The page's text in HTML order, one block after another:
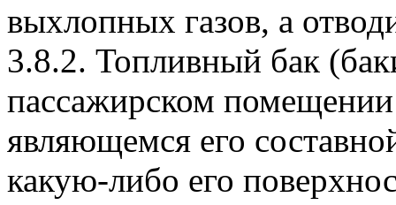
выхлопных газов, а
3.8.2. Топливный бак
пассажирском
являющемся его
какую-либо его